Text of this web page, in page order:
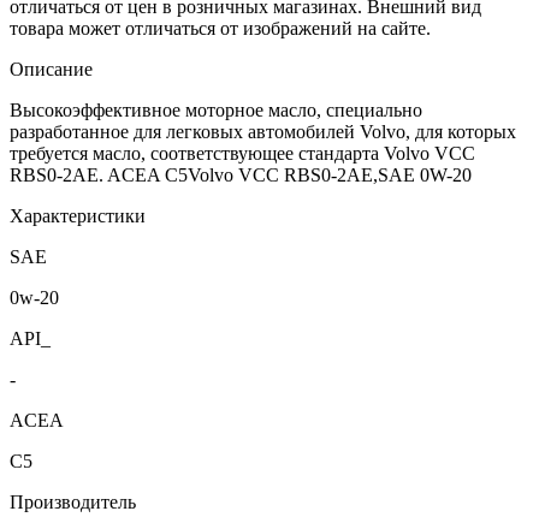
отличаться от цен в розничных магазинах. Внешний вид
товара может отличаться от изображений на сайте.
Описание
Высокоэффективное моторное масло, специально
разработанное для легковых автомобилей Volvo, для которых
требуется масло, соответствующее стандарта Volvo VCC
RBS0-2AE. ACEA C5Volvo VCC RBS0-2AE,SAE 0W-20
Характеристики
SAE
0w-20
API_
-
ACEA
C5
Производитель